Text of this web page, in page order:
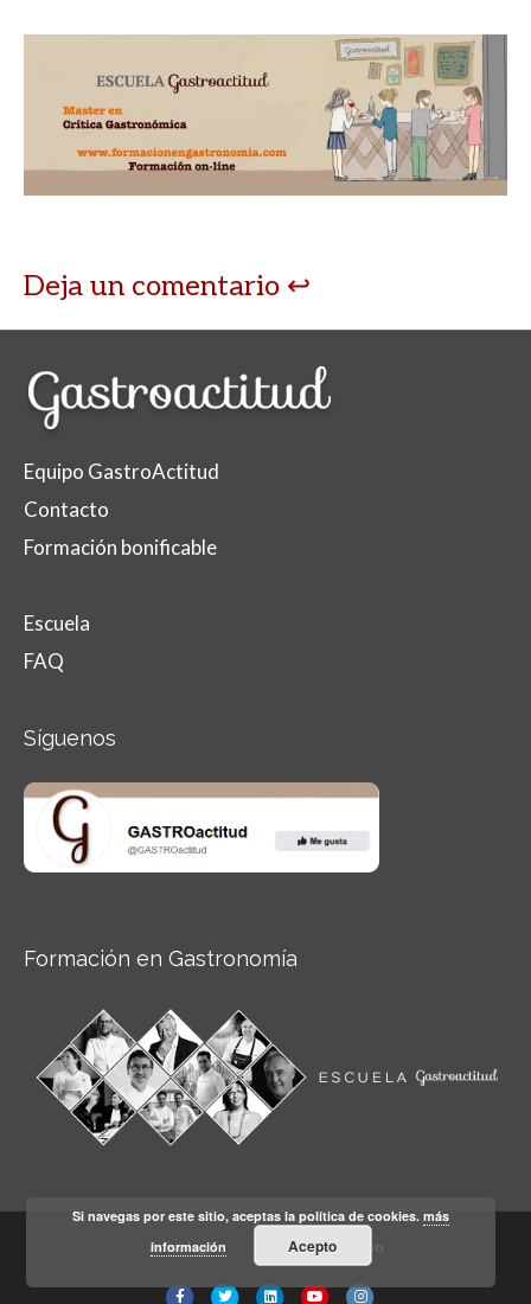
Deja un comentario
Equipo GastroActitud
Contacto
Formación bonificable
Escuela
FAQ
Síguenos
Formación en Gastronomía
Aviso legal Condiciones de Uso
FacebookTwitterLinkedinYoutubeInstagram
Si navegas por este sitio, aceptas la política de cookies.más
información
Acepto